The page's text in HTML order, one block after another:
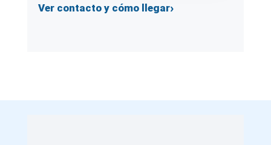
Ver contacto y cómo llegar›